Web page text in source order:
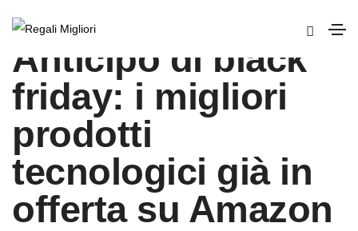
Anticipo di black
friday: i migliori
prodotti
tecnologici già in
offerta su Amazon